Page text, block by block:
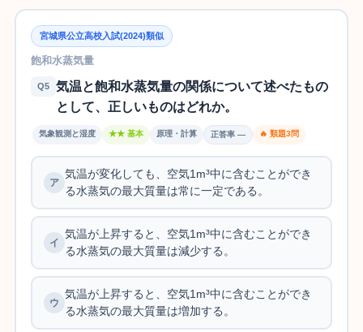
宮城県公立高校入試(2024)類似
飽和水蒸気量
Q5
気温と飽和水蒸気量の関係について述べたもの
として、正しいものはどれか。
気象観測と湿度 ★★ 基本 原理・計算 正答率 — 🔥 類題3問
気温が変化しても、空気1m³中に含むことができ
る水蒸気の最大質量は常に一定である。
気温が上昇すると、空気1m³中に含むことができ
る水蒸気の最大質量は減少する。
気温が上昇すると、空気1m³中に含むことができ
る水蒸気の最大質量は増加する。